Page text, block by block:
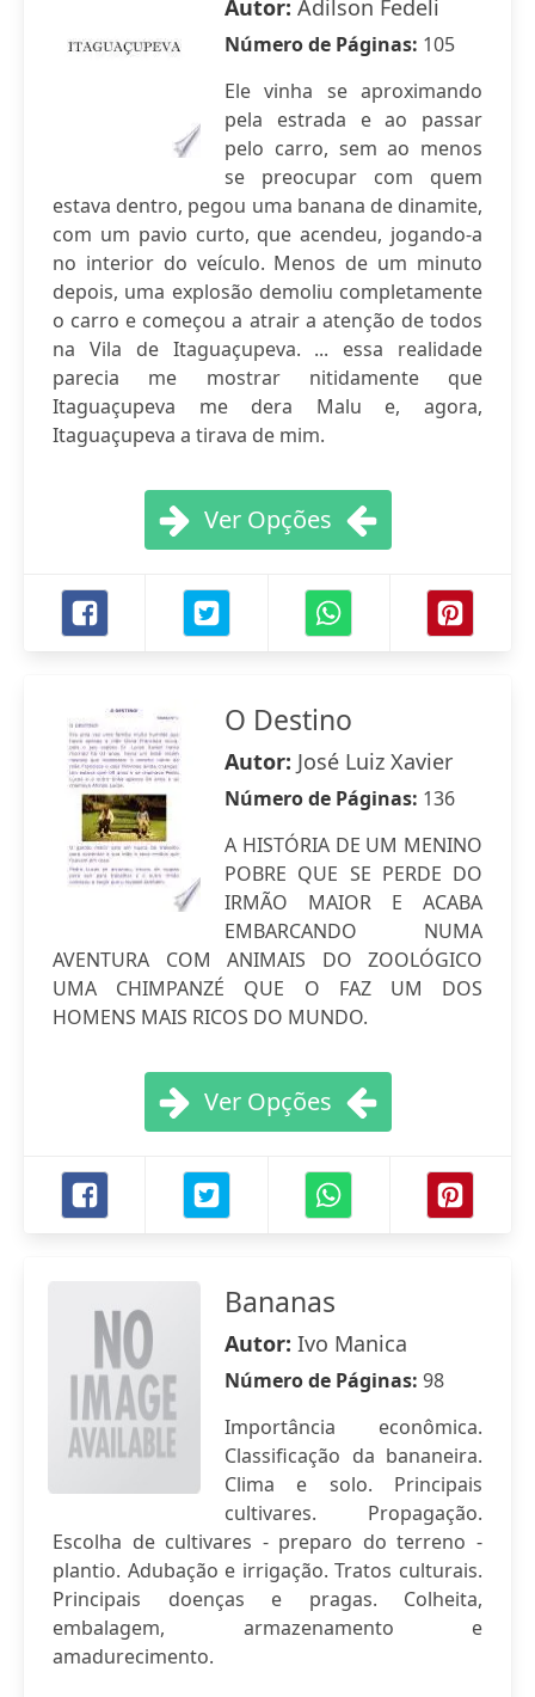
Autor: Adilson Fedeli
Número de Páginas: 105
Ele vinha se aproximando
pela estrada e ao passar
pelo carro, sem ao menos
se preocupar com quem
estava dentro, pegou uma banana de dinamite,
com um pavio curto, que acendeu, jogando-a
no interior do veículo. Menos de um minuto
depois, uma explosão demoliu completamente
o carro e começou a atrair a atenção de todos
na Vila de Itaguaçupeva. ... essa realidade
parecia me mostrar nitidamente que
Itaguaçupeva me dera Malu e, agora,
Itaguaçupeva a tirava de mim.
Ver Opções
O Destino
Autor: José Luiz Xavier
Número de Páginas: 136
A HISTÓRIA DE UM MENINO
POBRE QUE SE PERDE DO
IRMÃO MAIOR E ACABA
EMBARCANDO NUMA
AVENTURA COM ANIMAIS DO ZOOLÓGICO
UMA CHIMPANZÉ QUE O FAZ UM DOS
HOMENS MAIS RICOS DO MUNDO.
Ver Opções
Bananas
Autor: Ivo Manica
Número de Páginas: 98
Importância econômica.
Classificação da bananeira.
Clima e solo. Principais
cultivares. Propagação.
Escolha de cultivares - preparo do terreno -
plantio. Adubação e irrigação. Tratos culturais.
Principais doenças e pragas. Colheita,
embalagem, armazenamento e
amadurecimento.